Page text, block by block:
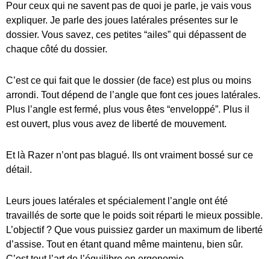
Pour ceux qui ne savent pas de quoi je parle, je vais vous
expliquer. Je parle des joues latérales présentes sur le
dossier. Vous savez, ces petites “ailes” qui dépassent de
chaque côté du dossier.
C’est ce qui fait que le dossier (de face) est plus ou moins
arrondi. Tout dépend de l’angle que font ces joues latérales.
Plus l’angle est fermé, plus vous êtes “enveloppé”. Plus il
est ouvert, plus vous avez de liberté de mouvement.
Et là Razer n’ont pas blagué. Ils ont vraiment bossé sur ce
détail.
Leurs joues latérales et spécialement l’angle ont été
travaillés de sorte que le poids soit réparti le mieux possible.
L’objectif ? Que vous puissiez garder un maximum de liberté
d’assise. Tout en étant quand même maintenu, bien sûr.